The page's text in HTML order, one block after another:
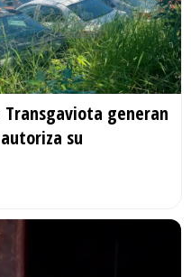
Transgaviota generan
su